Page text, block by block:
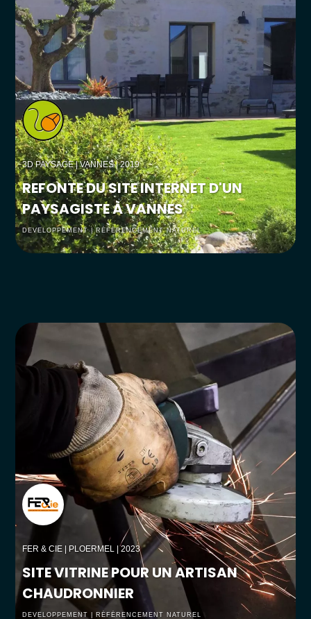
3D PAYSAGE| VANNES | 2019
REFONTE DU SITE INTERNET D'UN
PAYSAGISTE À VANNES
DEVELOPPEMENT | RÉFÉRENCEMENT NATUREL
FER & CIE | PLOERMEL | 2023
SITE VITRINE POUR UN ARTISAN
CHAUDRONNIER
DEVELOPPEMENT | RÉFÉRENCEMENT NATUREL